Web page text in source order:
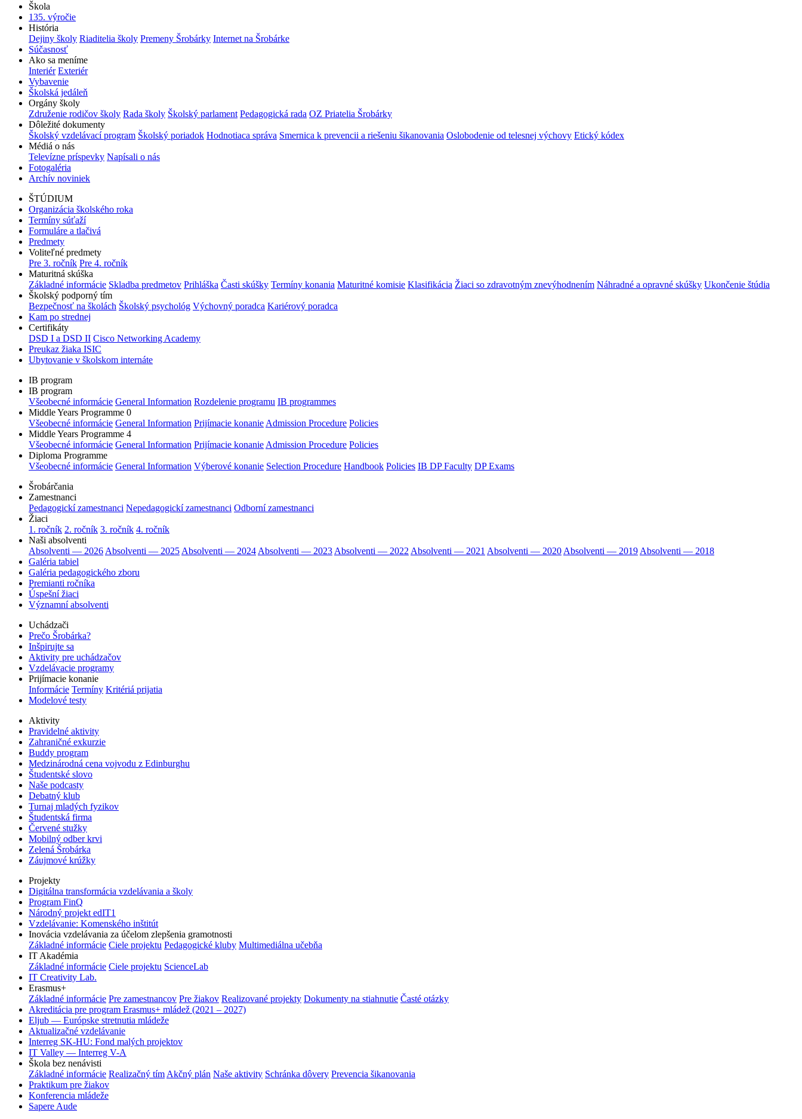
Škola
135. výročie
História
Dejiny školy Riaditelia školy Premeny Šrobárky Internet na Šrobárke
Súčasnosť
Ako sa meníme
Interiér Exteriér
Vybavenie
Školská jedáleň
Orgány školy
Združenie rodičov školy Rada školy Školský parlament Pedagogická rada OZ Priatelia Šrobárky
Dôležité dokumenty
Školský vzdelávací program Školský poriadok Hodnotiaca správa Smernica k prevencii a riešeniu šikanovania Oslobodenie od telesnej výchovy Etický kódex
Médiá o nás
Televízne príspevky Napísali o nás
Fotogaléria
Archív noviniek
ŠTÚDIUM
Organizácia školského roka
Termíny súťaží
Formuláre a tlačivá
Predmety
Voliteľné predmety
Pre 3. ročník Pre 4. ročník
Maturitná skúška
Základné informácie Skladba predmetov Prihláška Časti skúšky Termíny konania Maturitné komisie Klasifikácia Žiaci so zdravotným znevýhodnením Náhradné a opravné skúšky Ukončenie štúdia
Školský podporný tím
Bezpečnosť na školách Školský psychológ Výchovný poradca Kariérový poradca
Kam po strednej
Certifikáty
DSD I a DSD II Cisco Networking Academy
Preukaz žiaka ISIC
Ubytovanie v školskom internáte
IB program
IB program
Všeobecné informácie General Information Rozdelenie programu IB programmes
Middle Years Programme 0
Všeobecné informácie General Information Prijímacie konanie Admission Procedure Policies
Middle Years Programme 4
Všeobecné informácie General Information Prijímacie konanie Admission Procedure Policies
Diploma Programme
Všeobecné informácie General Information Výberové konanie Selection Procedure Handbook Policies IB DP Faculty DP Exams
Šrobárčania
Zamestnanci
Pedagogickí zamestnanci Nepedagogickí zamestnanci Odborní zamestnanci
Žiaci
1. ročník 2. ročník 3. ročník 4. ročník
Naši absolventi
Absolventi — 2026 Absolventi — 2025 Absolventi — 2024 Absolventi — 2023 Absolventi — 2022 Absolventi — 2021 Absolventi — 2020 Absolventi — 2019 Absolventi — 2018
Galéria tabiel
Galéria pedagogického zboru
Premianti ročníka
Úspešní žiaci
Významní absolventi
Uchádzači
Prečo Šrobárka?
Inšpirujte sa
Aktivity pre uchádzačov
Vzdelávacie programy
Prijímacie konanie
Informácie Termíny Kritériá prijatia
Modelové testy
Aktivity
Pravidelné aktivity
Zahraničné exkurzie
Buddy program
Medzinárodná cena vojvodu z Edinburghu
Študentské slovo
Naše podcasty
Debatný klub
Turnaj mladých fyzikov
Študentská firma
Červené stužky
Mobilný odber krvi
Zelená Šrobárka
Záujmové krúžky
Projekty
Digitálna transformácia vzdelávania a školy
Program FinQ
Národný projekt edIT1
Vzdelávanie: Komenského inštitút
Inovácia vzdelávania za účelom zlepšenia gramotnosti
Základné informácie Ciele projektu Pedagogické kluby Multimediálna učebňa
IT Akadémia
Základné informácie Ciele projektu ScienceLab
IT Creativity Lab.
Erasmus+
Základné informácie Pre zamestnancov Pre žiakov Realizované projekty Dokumenty na stiahnutie Časté otázky
Akreditácia pre program Erasmus+ mládež (2021 – 2027)
Eljub — Európske stretnutia mládeže
Aktualizačné vzdelávanie
Interreg SK-HU: Fond malých projektov
IT Valley — Interreg V-A
Škola bez nenávisti
Základné informácie Realizačný tím Akčný plán Naše aktivity Schránka dôvery Prevencia šikanovania
Praktikum pre žiakov
Konferencia mládeže
Sapere Aude